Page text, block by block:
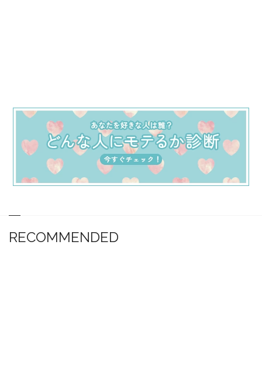
RECOMMENDED